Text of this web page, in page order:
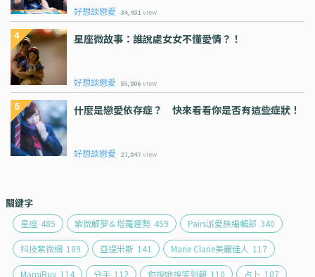
好想談戀愛 34,431 view
星座微故事：誰說處女女不懂愛情？！
好想談戀愛 55,806 view
什麼是戀愛依存症？ 快來看看你是否有這些症狀！
好想談戀愛 27,847 view
關鍵字
星座 485 紫微解夢＆塔羅運勢 459 Pairs派愛族編輯部 340
科技紫微網 189 亞提米斯 141 Marie Clarie美麗佳人 117
MamiBuy 114 分手 112 你說她說笑到報 110 占卜 107